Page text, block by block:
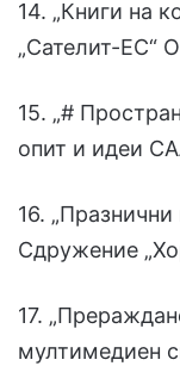
14. „Книги на
„Сателит-ЕС“
15. „#
опит и идеи
16.
Сдружение
17.
мултимедиен